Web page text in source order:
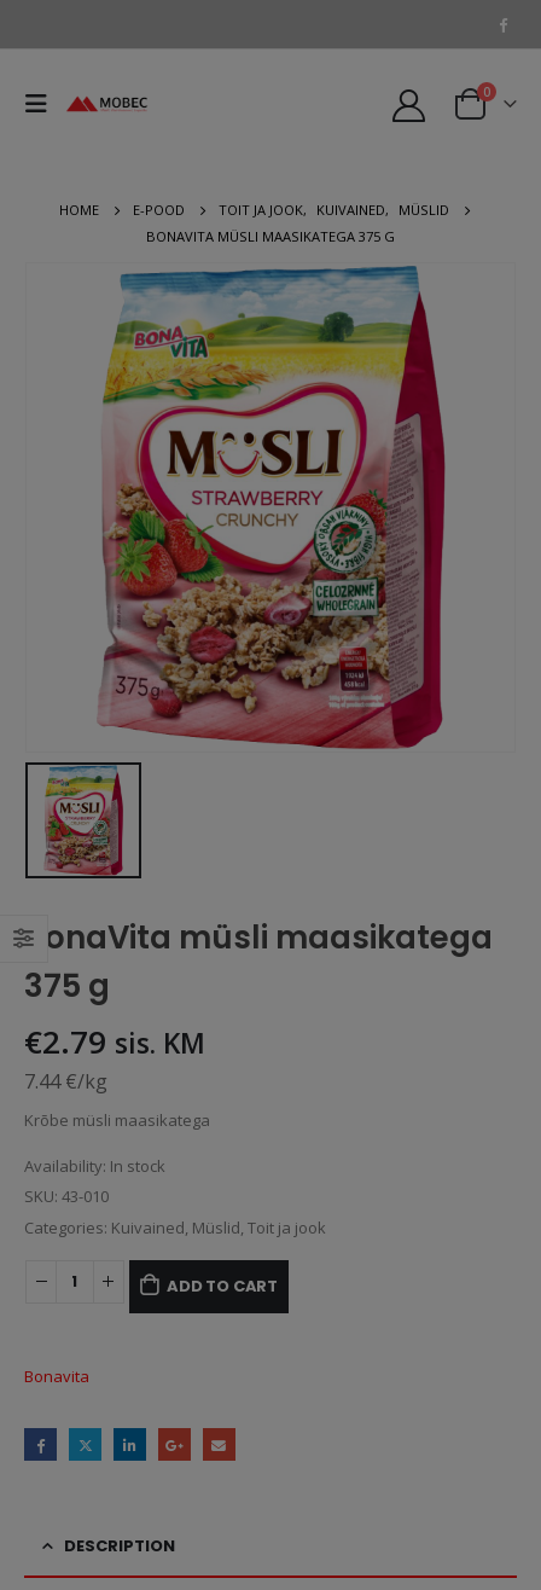
0
HOME E-POOD TOIT JA JOOK, KUIVAINED,
MÜSLID
BONAVITA MÜSLI MAASIKATEGA 375 G
BonaVita müsli maasikatega
375 g
€2.79 sis. KM
7.44 €/kg
Krõbe müsli maasikatega
Availability: In stock
SKU: 43-010
Categories: Kuivained, Müslid, Toit ja jook
ADD TO CART
Bonavita
DESCRIPTION